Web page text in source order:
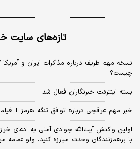
تازه‌های سایت
نسخه‌ مهم ظریف درباره مذاکرات ایران و
چیست؟
بسته اینترنت خبرنگاران فعال شد
خبر مهم عراقچی درباره توافق تنگه هرمز + فیلم
اولین واکنش آیت‌الله جوادی آملی به ادعای
با برهم‌زنندگان وحدت مبارزه کنید، ولو عمامه